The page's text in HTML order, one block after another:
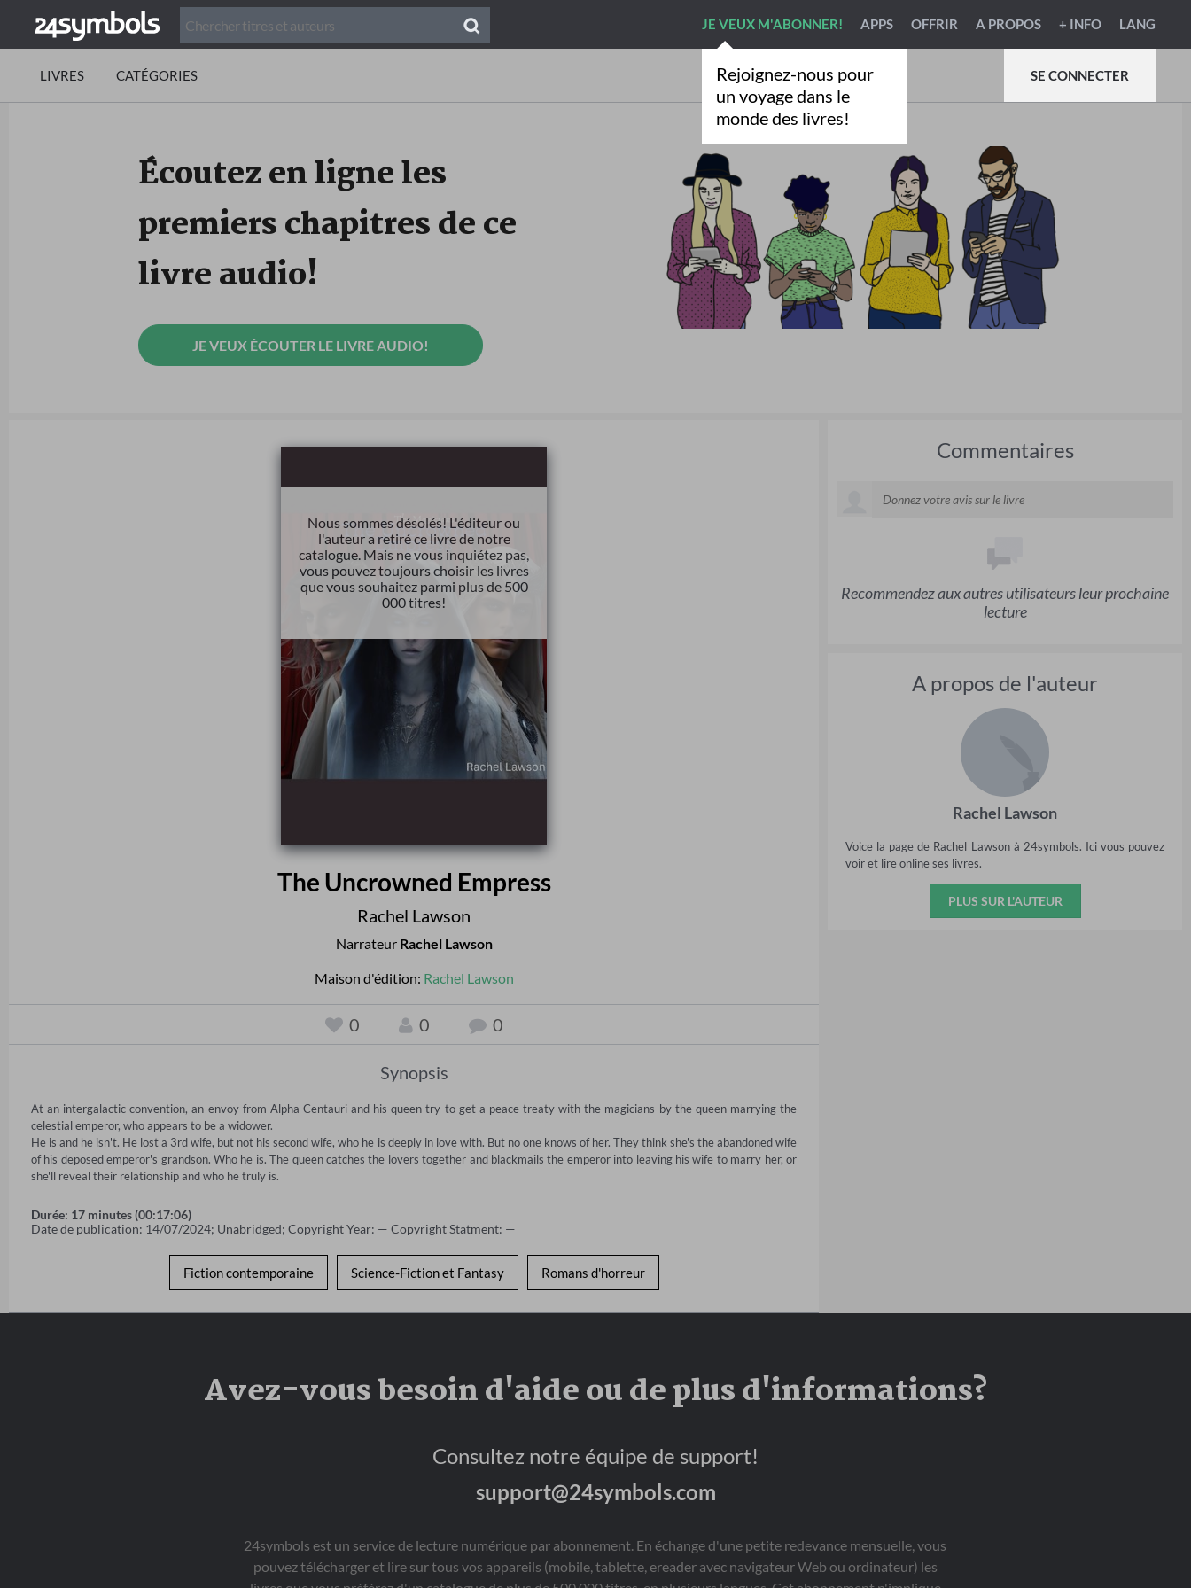
Rejoignez-nous pour
un voyage dans le
monde des livres!
JE VEUX M'ABONNER! APPS OFFRIR A PROPOS + INFO LANG
LIVRES CATÉGORIES SE CONNECTER
Écoutez en ligne les
premiers chapitres de ce
livre audio!
JE VEUX ÉCOUTER LE LIVRE AUDIO!
Nous sommes désolés! L'éditeur ou
l'auteur a retiré ce livre de notre
catalogue. Mais ne vous inquiétez pas,
vous pouvez toujours choisir les livres
que vous souhaitez parmi plus de 500
000 titres!
The Uncrowned Empress
Rachel Lawson
Narrateur Rachel Lawson
Maison d'édition: Rachel Lawson
0 0 0
Synopsis
At an intergalactic convention, an envoy from Alpha Centauri and his queen try to get a peace treaty with the magicians by the queen marrying the
celestial emperor, who appears to be a widower.
He is and he isn't. He lost a 3rd wife, but not his second wife, who he is deeply in love with. But no one knows of her. They think she's the abandoned wife
of his deposed emperor's grandson. Who he is. The queen catches the lovers together and blackmails the emperor into leaving his wife to marry her, or
she'll reveal their relationship and who he truly is.
Durée: 17 minutes (00:17:06)
Date de publication: 14/07/2024; Unabridged; Copyright Year: — Copyright Statment: —
Fiction contemporaine Science-Fiction et Fantasy Romans d'horreur
Commentaires
Recommendez aux autres utilisateurs leur prochaine
lecture
A propos de l'auteur
Rachel Lawson
Voice la page de Rachel Lawson à 24symbols. Ici vous pouvez
voir et lire online ses livres.
PLUS SUR L'AUTEUR
Avez-vous besoin d'aide ou de plus d'informations?
Consultez notre équipe de support!
support@24symbols.com
24symbols est un service de lecture numérique par abonnement. En échange d'une petite redevance mensuelle, vous
pouvez télécharger et lire sur tous vos appareils (mobile, tablette, ereader avec navigateur Web ou ordinateur) les